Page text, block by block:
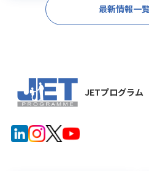
最新情報一
JETプログラム